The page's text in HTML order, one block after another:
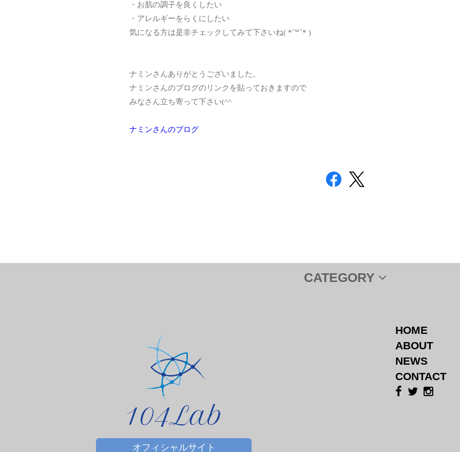
・お肌の調子を良くしたい
・アレルギーをらくにしたい
気になる方は是非チェックしてみて下さいね( *´꒳`* )
ナミンさんありがとうございました。
ナミンさんのブログのリンクを貼っておきますので
みなさん立ち寄って下さい(^^ゞ
ナミンさんのブログ
CATEGORY
オフィシャルサイト
HOME
ABOUT
NEWS
CONTACT